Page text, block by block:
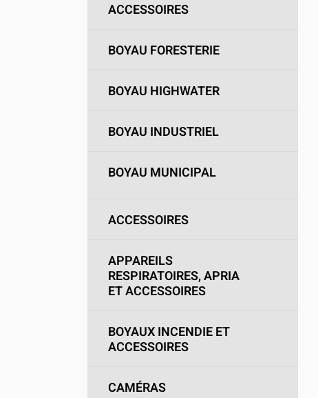
ACCESSOIRES
BOYAU FORESTERIE
BOYAU HIGHWATER
BOYAU INDUSTRIEL
BOYAU MUNICIPAL
ACCESSOIRES
APPAREILS
RESPIRATOIRES, APRIA
ET ACCESSOIRES
BOYAUX INCENDIE ET
ACCESSOIRES
CAMÉRAS